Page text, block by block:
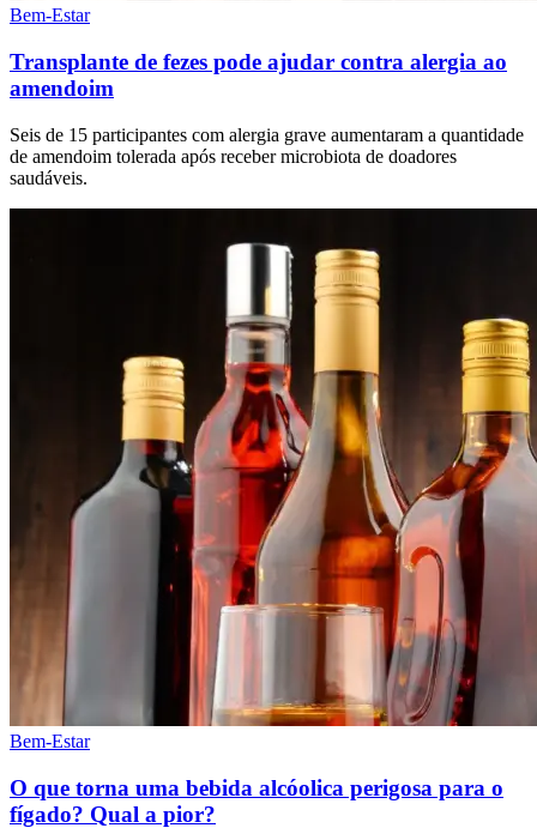
Bem-Estar
Transplante de fezes pode ajudar contra alergia ao
amendoim
Seis de 15 participantes com alergia grave aumentaram a quantidade
de amendoim tolerada após receber microbiota de doadores
saudáveis.
Bem-Estar
O que torna uma bebida alcóolica perigosa para o
fígado? Qual a pior?